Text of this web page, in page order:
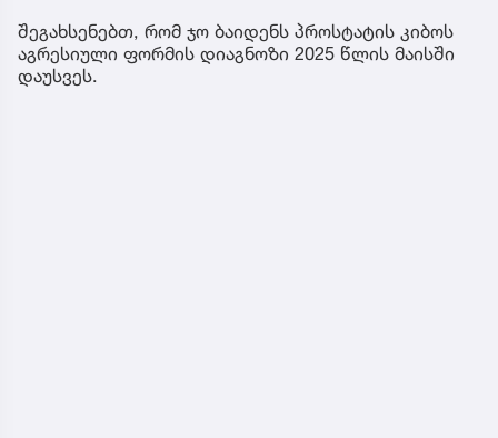
შეგახსენებთ, რომ ჯო ბაიდენს პროსტატის კიბოს
აგრესიული ფორმის დიაგნოზი 2025 წლის მაისში
დაუსვეს.